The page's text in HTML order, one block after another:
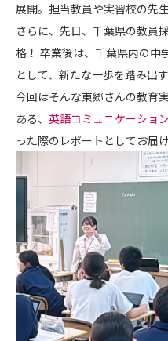
展開。担当教員や実習校の先
さらに、先日、千葉県の教員
格！ 卒業後は、千葉県内の中
として、新たな一歩を踏み出す
今回はそんな東郷さんの教育
ある、 英語コミュニケーショ
った際のレポートとしてお届け